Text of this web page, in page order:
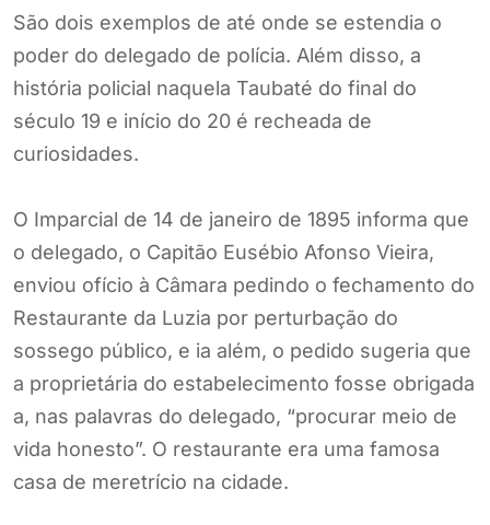
São dois exemplos de até onde se estendia o
poder do delegado de polícia. Além disso, a
história policial naquela Taubaté do final do
século 19 e início do 20 é recheada de
curiosidades.
O Imparcial de 14 de janeiro de 1895 informa que
o delegado, o Capitão Eusébio Afonso Vieira,
enviou ofício à Câmara pedindo o fechamento do
Restaurante da Luzia por perturbação do
sossego público, e ia além, o pedido sugeria que
a proprietária do estabelecimento fosse obrigada
a, nas palavras do delegado, “procurar meio de
vida honesto”. O restaurante era uma famosa
casa de meretrício na cidade.